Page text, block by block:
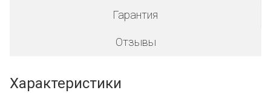
Гарантия
Отзывы
Характеристики